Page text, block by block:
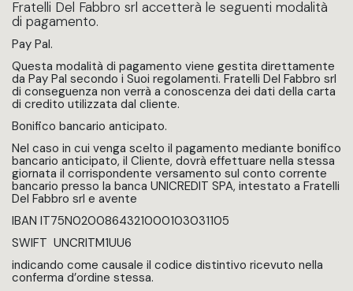
Fratelli Del Fabbro srl accetterà le seguenti modalità
di pagamento.
Pay Pal.
Questa modalità di pagamento viene gestita direttamente
da Pay Pal secondo i Suoi regolamenti. Fratelli Del Fabbro srl
di conseguenza non verrà a conoscenza dei dati della carta
di credito utilizzata dal cliente.
Bonifico bancario anticipato.
Nel caso in cui venga scelto il pagamento mediante bonifico
bancario anticipato, il Cliente, dovrà effettuare nella stessa
giornata il corrispondente versamento sul conto corrente
bancario presso la banca UNICREDIT SPA, intestato a Fratelli
Del Fabbro srl e avente
IBAN IT75N0200864321000103031105
SWIFT UNCRITM1UU6
indicando come causale il codice distintivo ricevuto nella
conferma d’ordine stessa.